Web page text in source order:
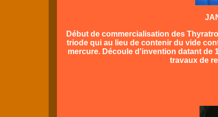
Début de commercialisation des
triode qui au lieu de contenir du vide
mercure. Découle d'invention datant de
travaux de